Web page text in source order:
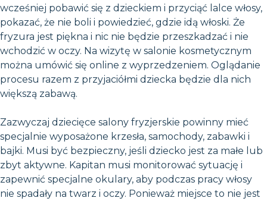
wcześniej pobawić się z dzieckiem i przyciąć lalce włosy,
pokazać, że nie boli i powiedzieć, gdzie idą włoski. Że
fryzura jest piękna i nic nie będzie przeszkadzać i nie
wchodzić w oczy. Na wizytę w salonie kosmetycznym
można umówić się online z wyprzedzeniem. Oglądanie
procesu razem z przyjaciółmi dziecka będzie dla nich
większą zabawą.
Zazwyczaj dziecięce salony fryzjerskie powinny mieć
specjalnie wyposażone krzesła, samochody, zabawki i
bajki. Musi być bezpieczny, jeśli dziecko jest za małe lub
zbyt aktywne. Kapitan musi monitorować sytuację i
zapewnić specjalne okulary, aby podczas pracy włosy
nie spadały na twarz i oczy. Ponieważ miejsce to nie jest